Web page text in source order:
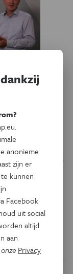
veto’s
van de
de Leuvense
over moedig
en wat de
van
anonieme
zijn er
kunnen
Facebook
uit social
altijd
aan
Privacy